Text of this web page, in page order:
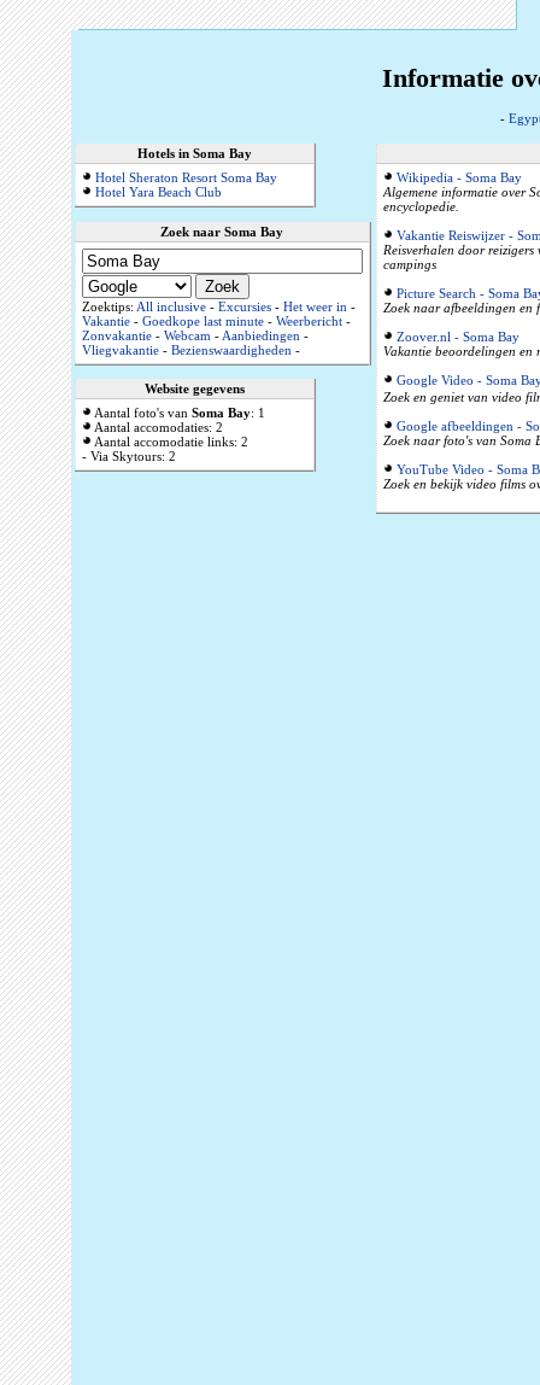
Informatie
-
Hotels in Soma Bay
Hotel Sheraton Resort Soma Bay
Hotel Yara Beach Club
Zoek naar Soma Bay
Zoektips: All inclusive- Excursies- Het weer in-
Vakantie- Goedkope last minute- Weerbericht-
Zonvakantie- Webcam-Aanbiedingen-
Vliegvakantie- Bezienswaardigheden-
Website gegevens
Aantal foto's van Soma Bay: 1
Aantal accomodaties: 2
Aantal accomodatie links: 2
- Via Skytours: 2
Wikipedia - Soma Bay
Algemene informatie over
encyclopedie.
Vakantie Reiswijzer -
Reisverhalen door reizigers
campings
Picture Search - Soma
Zoek naar afbeeldingen en
Zoover.nl - Soma Bay
Vakantie beoordelingen en
Google Video - Soma
Zoek en geniet van video
Google afbeeldingen -
Zoek naar foto's van Soma
YouTube Video - Soma
Zoek en bekijk video films